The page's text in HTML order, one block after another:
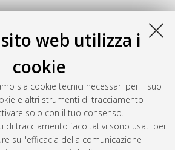
web utilizza i
cookie
sia cookie tecnici necessari per il suo
e altri strumenti di tracciamento
solo con il tuo consenso.
di tracciamento facoltativi sono usati per
sull'efficacia della comunicazione
Deciphering the role of plant
and raspberry growth, resistance,
, [Dissertation thesis], Alma Mater
Bologna. Dottorato di ricerca in
ambientali e alimentari, 34 Ciclo.
10211.
generata il Thu Aug 6 20:44:58 2026